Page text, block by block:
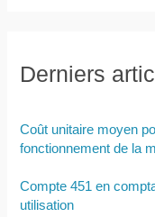
Derniers
Coût unitaire moyen
fonctionnement de la
Compte 451 en
utilisation